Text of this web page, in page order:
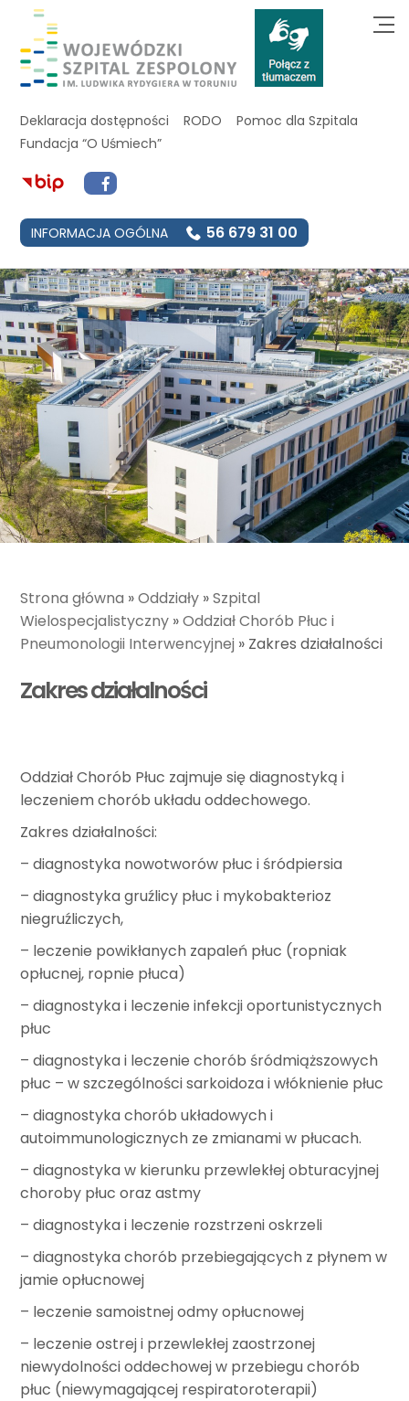
Deklaracja dostępności RODO
Pomoc dla Szpitala
Fundacja “O Uśmiech”
INFORMACJA OGÓLNA 56 679 31 00
Strona główna »Oddziały »Szpital
Wielospecjalistyczny »Oddział Chorób Płuc i
Pneumonologii Interwencyjnej » Zakres działalności
Zakres działalności
Oddział Chorób Płuc zajmuje się diagnostyką i
leczeniem chorób układu oddechowego.
Zakres działalności:
– diagnostyka nowotworów płuc i śródpiersia
– diagnostyka gruźlicy płuc i mykobakterioz
niegruźliczych,
– leczenie powikłanych zapaleń płuc (ropniak
opłucnej, ropnie płuca)
– diagnostyka i leczenie infekcji oportunistycznych
płuc
– diagnostyka i leczenie chorób śródmiąższowych
płuc – w szczególności sarkoidoza i włóknienie płuc
– diagnostyka chorób układowych i
autoimmunologicznych ze zmianami w płucach.
– diagnostyka w kierunku przewlekłej obturacyjnej
choroby płuc oraz astmy
– diagnostyka i leczenie rozstrzeni oskrzeli
– diagnostyka chorób przebiegających z płynem w
jamie opłucnowej
– leczenie samoistnej odmy opłucnowej
– leczenie ostrej i przewlekłej zaostrzonej
niewydolności oddechowej w przebiegu chorób
płuc (niewymagającej respiratoroterapii)